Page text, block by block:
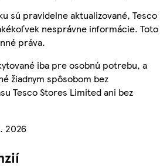
sú pravidelne aktualizované, Tesco
nesprávne informácie. Toto
práva.
iba pre osobnú potrebu, a
žiadnym spôsobom bez
Tesco Stores Limited ani bez
2026